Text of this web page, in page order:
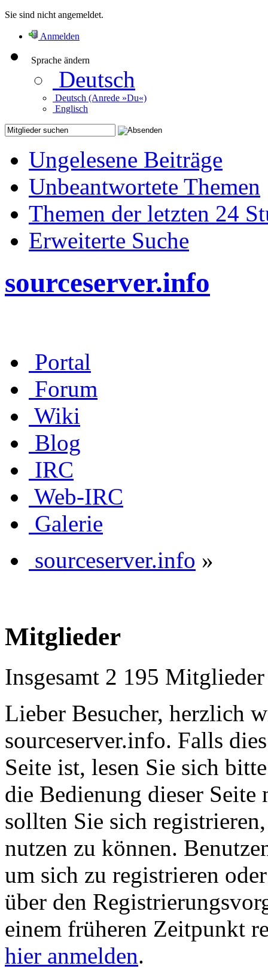
Sie sind nicht angemeldet.
Anmelden
Sprache ändern
Deutsch
Deutsch (Anrede »Du«)
Englisch
Ungelesene Beiträge
Unbeantwortete Themen
Themen der letzten 24
Erweiterte Suche
sourceserver.info
Portal
Forum
Wiki
Blog
IRC
Web-IRC
Galerie
sourceserver.info »
Mitglieder
Insgesamt 2 195 Mitglieder
Lieber Besucher, herzlich
sourceserver.info. Falls
Seite ist, lesen Sie sich
die Bedienung dieser Seite
sollten Sie sich
nutzen zu können.
um sich zu registrieren
über den
einem früheren Zeitpunkt
hier anmelden.